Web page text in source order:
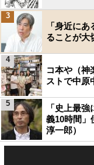
「身近に
ることが大
3
コ本や（神
ストで中原
4
「史上最
義10時間」
淳一郎）
5